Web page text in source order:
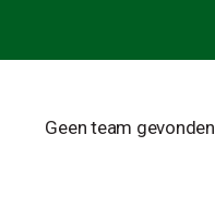
Geen team gevonden